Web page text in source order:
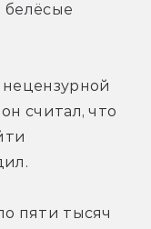
белёсые
считал, что
пяти тысяч